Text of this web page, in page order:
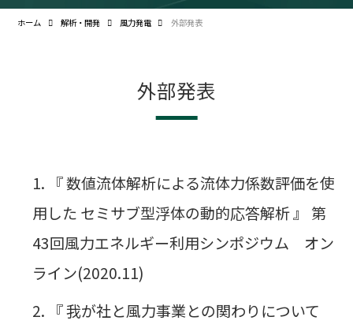
ホーム 解析・開発 風力発電 外部発表
外部発表
『 数値流体解析による流体力係数評価を使
用した セミサブ型浮体の動的応答解析 』 第
43回風力エネルギー利用シンポジウム オン
ライン(2020.11)
『 我が社と風力事業との関わりについて